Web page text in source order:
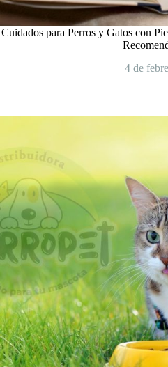
Cuidados para Perros y Gatos con
4 de